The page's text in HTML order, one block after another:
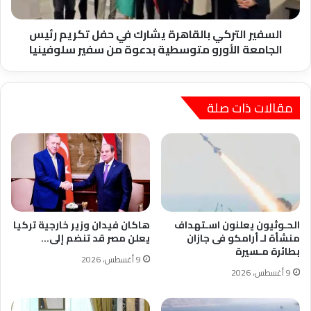
الجامعة
الأورو
متوسطية
من
سلوفينيا
السفير التركي بالقاهرة يشارك في حفل تكريم رئيس
الجامعة الأورو متوسطية بدعوة من سفير سلوفينيا
مقالات ذات صلة
الحـوثيون يعلنون اسـتهداف
منشأة لـ أرامكو فى جازان
بطائرة مـسيرة
9 أغسطس، 2026
هاكان فيدان وزير خارجية تركيا
يعلن مصر قد تنضم إلى…
9 أغسطس، 2026